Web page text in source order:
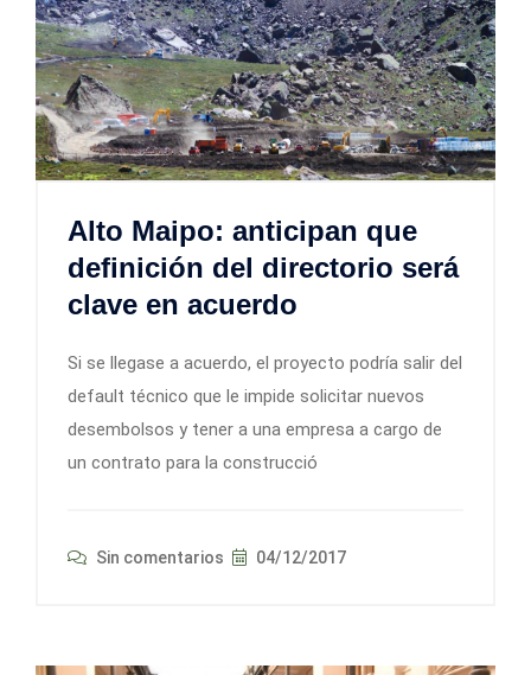
Alto Maipo: anticipan que
definición del directorio será
clave en acuerdo
Si se llegase a acuerdo, el proyecto podría salir del
default técnico que le impide solicitar nuevos
desembolsos y tener a una empresa a cargo de
un contrato para la construcció
Sin comentarios 04/12/2017